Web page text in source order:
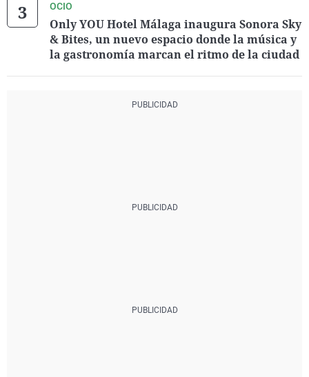
OCIO
Only YOU Hotel Málaga inaugura Sonora Sky
& Bites, un nuevo espacio donde la música y
la gastronomía marcan el ritmo de la ciudad